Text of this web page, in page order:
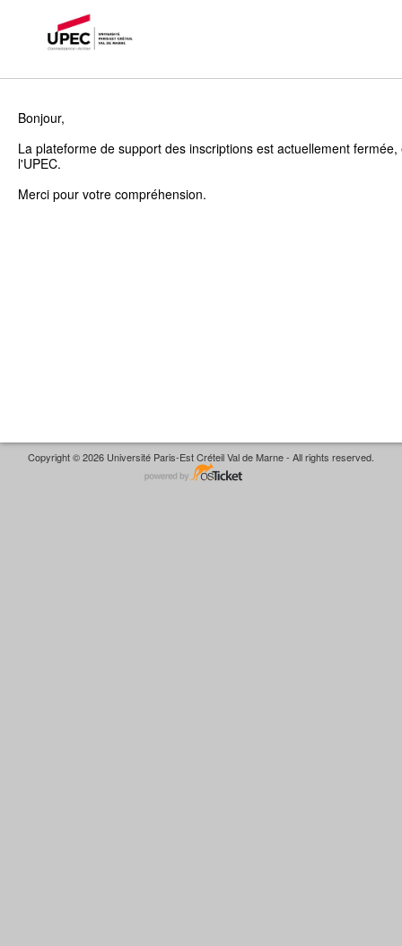
Bonjour,
La plateforme de support des inscriptions est actuellement
l'UPEC.
Merci pour votre compréhension.
Copyright © 2026 Université Paris-Est Créteil Val de Marne - All rights reserved.